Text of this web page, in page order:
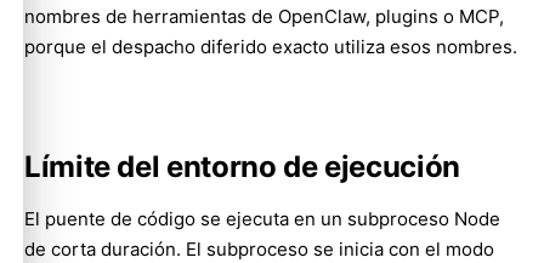
nombres de herramientas de OpenClaw, plugins o MCP,
porque el despacho diferido exacto utiliza esos nombres.
Límite del entorno de ejecución
El puente de código se ejecuta en un subproceso Node
de corta duración. El subproceso se inicia con el modo